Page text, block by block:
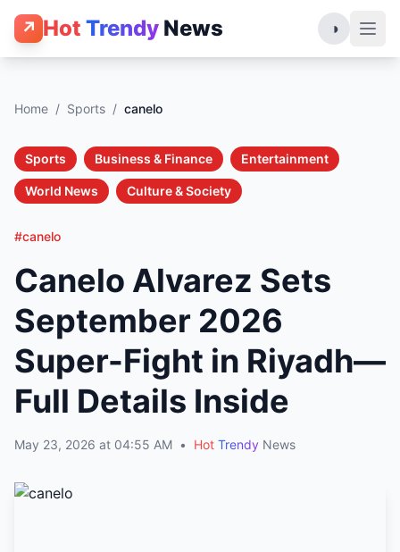
↗ Hot Trendy News ◑
Home / Sports / canelo
Sports Business & Finance Entertainment
World News Culture & Society
#canelo
Canelo Alvarez Sets
September 2026
Super-Fight in Riyadh—
Full Details Inside
May 23, 2026 at 04:55 AM • Hot Trendy News